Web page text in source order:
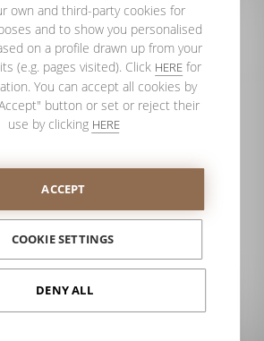
son las personas.
own and third-party cookies for
and to show you personalised
on a profile drawn up from your
(e.g. pages visited). Click HERE for
You can accept all cookies by
button or set or reject their
use by clicking HERE
ACCEPT
COOKIE SETTINGS
DENY ALL